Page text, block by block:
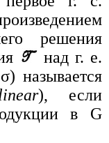
решения
над г. е.
называется
), если
в G